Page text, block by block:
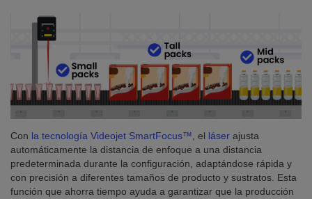
Con la tecnología Videojet SmartFocus™, el láser ajusta
automáticamente la distancia de enfoque a una distancia
predeterminada durante la configuración, adaptándose rápida y
con precisión a diferentes tamaños de producto y sustratos. Esta
función que ahorra tiempo ayuda a garantizar que la producción